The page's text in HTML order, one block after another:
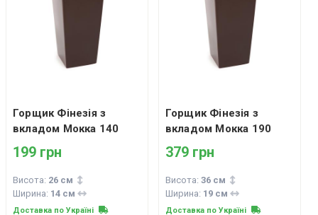
Горщик Фінезія з
вкладом Мокка 140
199 грн
Висота: 26 см
Ширина: 14 см
Доставка по Україні
Горщик Фінезія з
вкладом Мокка 190
379 грн
Висота: 36 см
Ширина: 19 см
Доставка по Україні